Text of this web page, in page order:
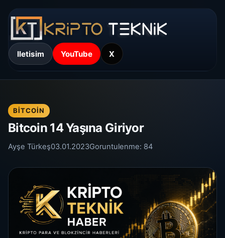
Iletisim YouTube X
BITCOIN
Bitcoin 14 Yaşına Giriyor
Ayşe Türkeş03.01.2023Goruntulenme: 84